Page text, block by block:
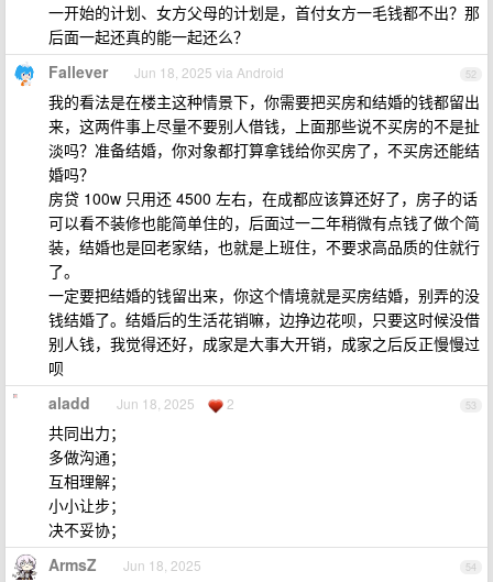
一开始的计划、女方父母的计划是，首付女方一毛钱都不出？那
后面一起还真的能一起还么？
52
Fallever Jun 18, 2025 via Android
我的看法是在楼主这种情景下，你需要把买房和结婚的钱都留出
来，这两件事上尽量不要别人借钱，上面那些说不买房的不是扯
淡吗？准备结婚，你对象都打算拿钱给你买房了，不买房还能结
婚吗？
房贷 100w 只用还 4500 左右，在成都应该算还好了，房子的话
可以看不装修也能简单住的，后面过一二年稍微有点钱了做个简
装，结婚也是回老家结，也就是上班住，不要求高品质的住就行
了。
一定要把结婚的钱留出来，你这个情境就是买房结婚，别弄的没
钱结婚了。结婚后的生活花销嘛，边挣边花呗，只要这时候没借
别人钱，我觉得还好，成家是大事大开销，成家之后反正慢慢过
呗
53
aladd Jun 18, 2025 2
共同出力；
多做沟通；
互相理解；
小小让步；
决不妥协；
54
ArmsZ Jun 18, 2025